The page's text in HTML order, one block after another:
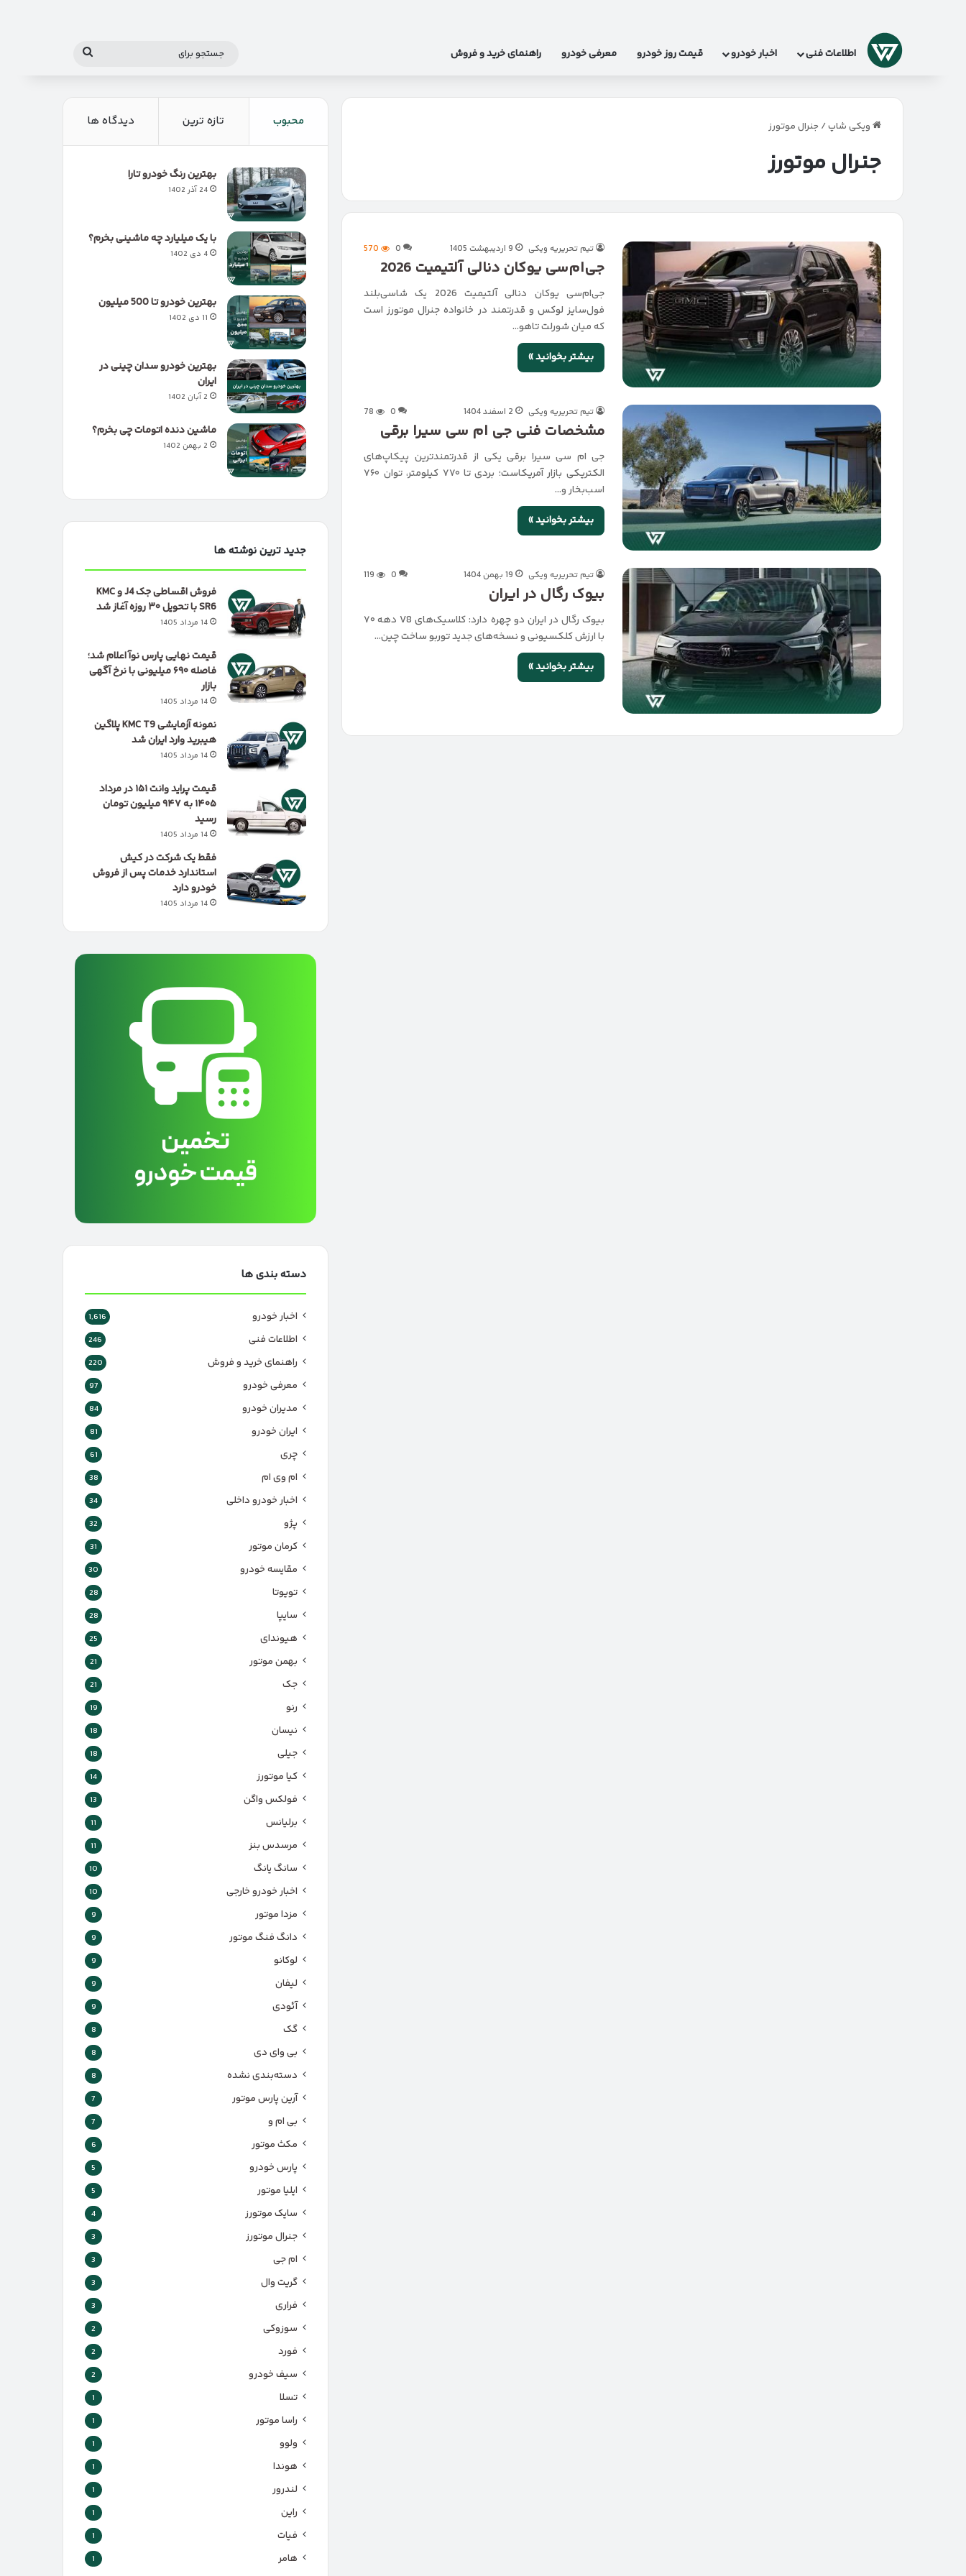
لوگو اطلاعات فنی اخبار خودرو قیمت روز خودرو معرفی خودرو راهنمای خرید و فروش
جستجو
ویکی شاپ/ جنرال موتورز
جنرال موتورز
تیم تحریریه ویکی 9 اردیبهشت 1405 0
570
جی‌ام‌سی یوکان دنالی آلتیمیت 2026
جی‌ام‌سی یوکان دنالی آلتیمیت 2026 یک شاسی‌بلند
فول‌سایز لوکس و قدرتمند در خانواده جنرال موتورز است
که میان شورلت تاهو…
بیشتر بخوانید »
تیم تحریریه ویکی 2 اسفند 1404 0
78
مشخصات فنی جی ام سی سیرا برقی
جی ام سی سیرا برقی یکی از قدرتمندترین پیکاپ‌های
الکتریکی بازار آمریکاست؛ بردی تا ۷۷۰ کیلومتر، توان ۷۶۰
اسب‌بخار و…
بیشتر بخوانید »
تیم تحریریه ویکی 19 بهمن 1404 0
119
بیوک رگال در ایران
بیوک رگال در ایران دو چهره دارد: کلاسیک‌های V8 دهه ۷۰
با ارزش کلکسیونی و نسخه‌های جدید توربو ساخت چین…
بیشتر بخوانید »
محبوب تازه ترین دیدگاه ها
بهترین رنگ خودرو تارا
24 آذر 1402
با یک میلیارد چه ماشینی بخرم؟
4 دی 1402
بهترین خودرو تا 500 میلیون
11 دی 1402
بهترین خودرو سدان چینی در
ایران
2 آبان 1402
ماشین دنده اتومات چی بخرم؟
2 بهمن 1402
جدید ترین نوشته ها
فروش اقساطی جک J4 و KMC
SR6 با تحویل ۳۰ روزه آغاز شد
14 مرداد 1405
قیمت نهایی پارس نوآ اعلام شد؛
فاصله ۶۹۰ میلیونی با نرخ آگهی
بازار
14 مرداد 1405
نمونه آزمایشی KMC T9 پلاگین
هیبرید وارد ایران شد
14 مرداد 1405
قیمت پراید وانت ۱۵۱ در مرداد
۱۴۰۵ به ۹۴۷ میلیون تومان
رسید
14 مرداد 1405
فقط یک شرکت در کیش
استاندارد خدمات پس از فروش
خودرو دارد
14 مرداد 1405
دسته بندی ها
اخبار خودرو 1,616
اطلاعات فنی 246
راهنمای خرید و فروش 220
معرفی خودرو 97
مدیران خودرو 84
ایران خودرو 81
چری 61
ام وی ام 38
اخبار خودرو داخلی 34
پژو 32
کرمان موتور 31
مقایسه خودرو 30
تویوتا 28
سایپا 28
هیوندای 25
بهمن موتور 21
جک 21
رنو 19
نیسان 18
جیلی 18
کیا موتورز 14
فولکس واگن 13
برلیانس 11
مرسدس بنز 11
سانگ یانگ 10
اخبار خودرو خارجی 10
مزدا موتور 9
دانگ فنگ موتور 9
لوکانو 9
لیفان 9
آئودی 9
گک 8
بی وای دی 8
دسته‌بندی نشده 8
آرین پارس موتور 7
بی ام و 7
مکث موتور 6
پارس‌ خودرو 5
ایلیا موتور 5
سایک موتورز 4
جنرال موتورز 3
ام جی 3
گریت وال 3
فراری 3
سوزوکی 2
فورد 2
سیف خودرو 2
تسلا 1
راسا موتور 1
ولوو 1
هوندا 1
لندرور 1
راین 1
فیات 1
هامر 1